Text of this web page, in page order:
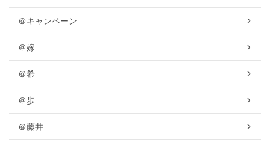
＠キャンペーン
＠嫁
＠希
＠歩
＠藤井